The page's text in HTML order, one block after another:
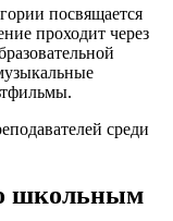
посвящается
проходит через
среди
школьным